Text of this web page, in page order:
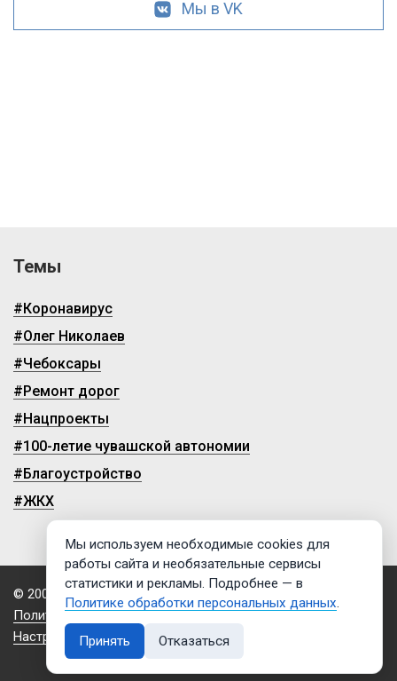
Мы в VK
Темы
#Коронавирус
#Олег Николаев
#Чебоксары
#Ремонт дорог
#Нацпроекты
#100-летие чувашской автономии
#Благоустройство
#ЖКХ
© 2009-2026, ГТРК «Чувашия»
Политика обработки персональных данных
Настройки cookies
Мы используем необходимые cookies для
работы сайта и необязательные сервисы
статистики и рекламы. Подробнее — в
Политике обработки персональных данных.
Принять Отказаться